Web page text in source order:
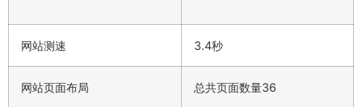
网站测速 3.4秒
网站页面布局 总共页面数量36